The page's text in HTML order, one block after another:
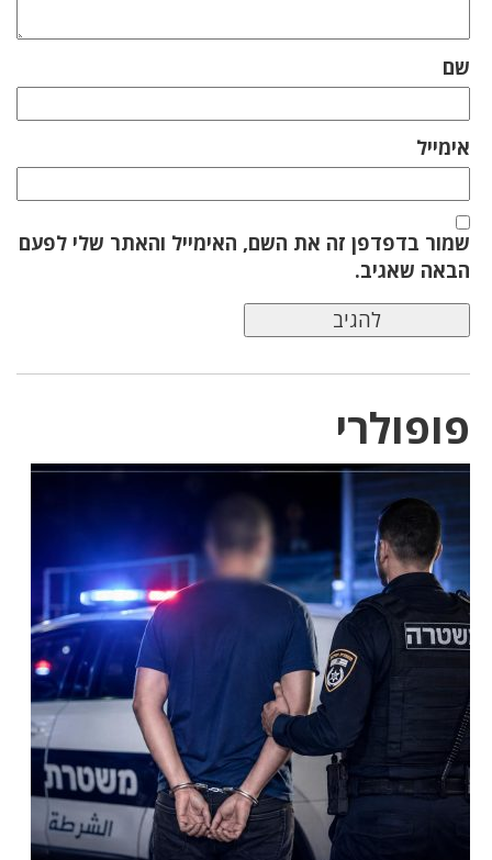
שם
אימייל
שמור בדפדפן זה את השם, האימייל והאתר שלי לפעם
הבאה שאגיב.
פופולרי